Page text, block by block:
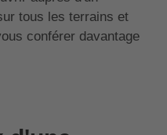
tous les terrains et
conférer davantage